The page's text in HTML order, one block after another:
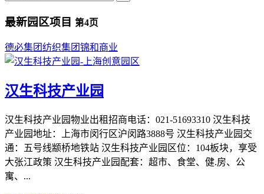
最新园区项目 第4页
德必集团纺织集团锦和商业
汉生科技产业园
汉生科技产业园物业出租招商电话：021-51693310 汉生科技
产业园地址：上海市闵行区沪闵路3888号 汉生科技产业园交
通：五号线颛桥地铁站 汉生科技产业园区位：104板块，享受
大张江政策 汉生科技产业园配套：超市、食堂、健.房、公
寓、...